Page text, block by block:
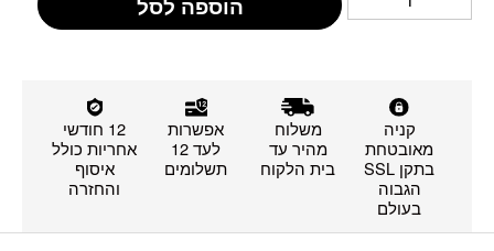
הוספה לסל
קניה
מאובטחת
בתקן SSL
הגבוה
בעולם
משלוח
מהיר עד
בית הלקוח
אפשרות
לעד 12
תשלומים
12 חודשי
אחריות כולל
איסוף
והחזרה